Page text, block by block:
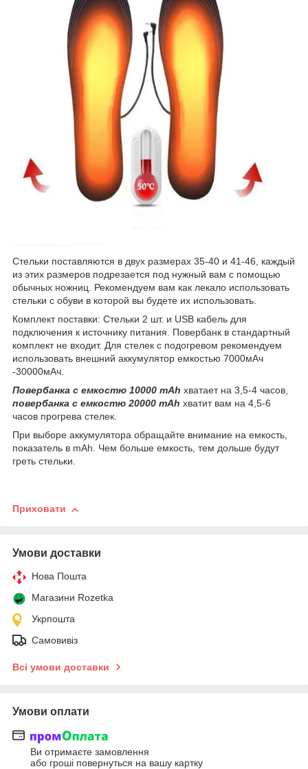
Стельки поставляются в двух размерах 35-40 и 41-46, каждый
из этих размеров подрезается под нужный вам с помощью
обычных ножниц. Рекомендуем вам как лекало использовать
стельки с обуви в которой вы будете их использовать.
Комплект поставки: Стельки 2 шт. и USB кабель для
подключения к источнику питания. Повербанк в стандартный
комплект не входит. Для стелек с подогревом рекомендуем
использовать внешний аккумулятор емкостью 7000мАч
-30000мАч.
Повербанка с емкостю 10000 mAh хватает на 3,5-4 часов,
повербанка с емкостю 20000 mAh хватит вам на 4,5-6
часов прогрева стелек.
При выборе аккумулятора обращайте внимание на емкость,
показатель в mAh. Чем больше емкость, тем дольше будут
греть стельки.
Приховати
Умови доставки
Нова Пошта
Магазини Rozetka
Укрпошта
Самовивіз
Всі умови доставки
Умови оплати
Ви отримаєте замовлення
або гроші повернуться на вашу картку